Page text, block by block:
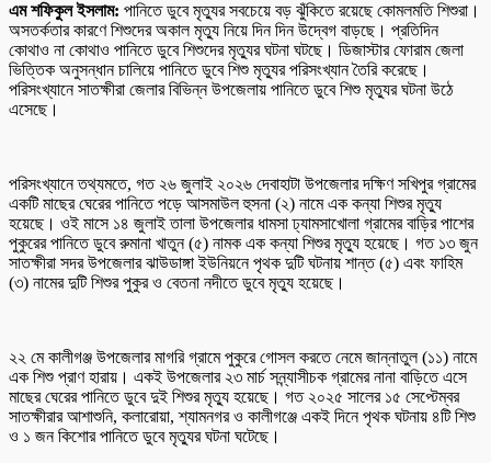
এম শফিকুল ইসলাম: পানিতে ডুবে মৃত্যুর সবচেয়ে বড় ঝুঁকিতে রয়েছে কোমলমতি শিশুরা।
অসতর্কতার কারণে শিশুদের অকাল মৃত্যু নিয়ে দিন দিন উদ্বেগ বাড়ছে। প্রতিদিন
কোথাও না কোথাও পানিতে ডুবে শিশুদের মৃত্যুর ঘটনা ঘটছে। ডিজাস্টার ফোরাম জেলা
ভিত্তিক অনুসন্ধান চালিয়ে পানিতে ডুবে শিশু মৃত্যুর পরিসংখ্যান তৈরি করেছে।
পরিসংখ্যানে সাতক্ষীরা জেলার বিভিন্ন উপজেলায় পানিতে ডুবে শিশু মৃত্যুর ঘটনা উঠে
এসেছে।
পরিসংখ্যানে তথ্যমতে, গত ২৬ জুলাই ২০২৬ দেবাহাটা উপজেলার দক্ষিণ সখিপুর গ্রামের
একটি মাছের ঘেরের পানিতে পড়ে আসমাউল হুসনা (২) নামে এক কন্যা শিশুর মৃত্যু
হয়েছে। ওই মাসে ১৪ জুলাই তালা উপজেলার ধামসা ঢ্যামসাখোলা গ্রামের বাড়ির পাশের
পুকুরের পানিতে ডুবে রুমানা খাতুন (৫) নামক এক কন্যা শিশুর মৃত্যু হয়েছে। গত ১৩ জুন
সাতক্ষীরা সদর উপজেলার ঝাউডাঙ্গা ইউনিয়নে পৃথক দুটি ঘটনায় শান্ত (৫) এবং ফাহিম
(৩) নামের দুটি শিশুর পুকুর ও বেতনা নদীতে ডুবে মৃত্যু হয়েছে।
২২ মে কালীগঞ্জ উপজেলার মাগরি গ্রামে পুকুরে গোসল করতে নেমে জান্নাতুল (১১) নামে
এক শিশু প্রাণ হারায়। একই উপজেলার ২৩ মার্চ সন্ন্যাসীচক গ্রামের নানা বাড়িতে এসে
মাছের ঘেরের পানিতে ডুবে দুই শিশুর মৃত্যু হয়েছে। গত ২০২৫ সালের ১৫ সেপ্টেম্বর
সাতক্ষীরার আশাশুনি, কলারোয়া, শ্যামনগর ও কালীগঞ্জে একই দিনে পৃথক ঘটনায় ৪টি শিশু
ও ১ জন কিশোর পানিতে ডুবে মৃত্যুর ঘটনা ঘটেছে।